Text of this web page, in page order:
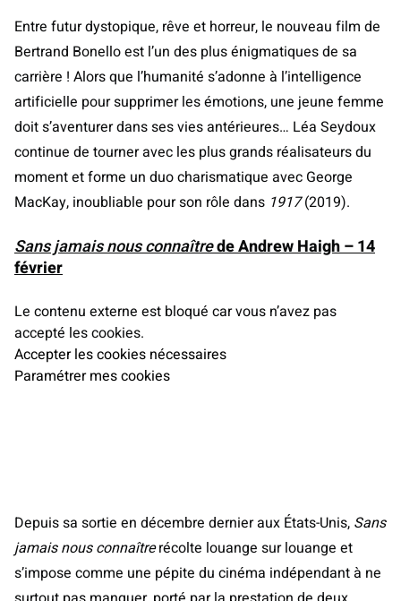
Entre futur dystopique, rêve et horreur, le nouveau film de
Bertrand Bonello est l’un des plus énigmatiques de sa
carrière ! Alors que l’humanité s’adonne à l’intelligence
artificielle pour supprimer les émotions, une jeune femme
doit s’aventurer dans ses vies antérieures… Léa Seydoux
continue de tourner avec les plus grands réalisateurs du
moment et forme un duo charismatique avec George
MacKay, inoubliable pour son rôle dans 1917(2019).
Sans jamais nous connaîtrede Andrew Haigh – 14
février
Le contenu externe est bloqué car vous n’avez pas
accepté les cookies.
Accepter les cookies nécessaires
Paramétrer mes cookies
Depuis sa sortie en décembre dernier aux États-Unis, Sans
jamais nous connaîtrerécolte louange sur louange et
s’impose comme une pépite du cinéma indépendant à ne